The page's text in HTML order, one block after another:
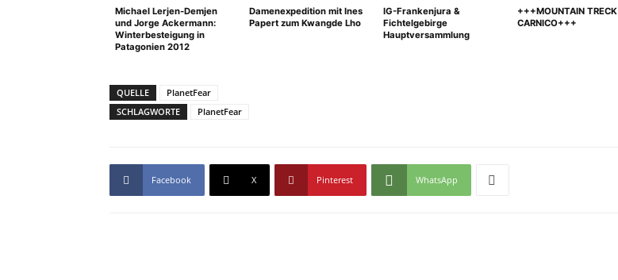
Michael Lerjen-Demjen
und Jorge Ackermann:
Winterbesteigung in
Patagonien 2012
Damenexpedition mit Ines
Papert zum Kwangde Lho
IG-Frankenjura &
Fichtelgebirge
Hauptversammlung
+++MOUNTAIN TRECK
CARNICO+++
QUELLE
PlanetFear
SCHLAGWORTE
PlanetFear
Facebook X Pinterest WhatsApp